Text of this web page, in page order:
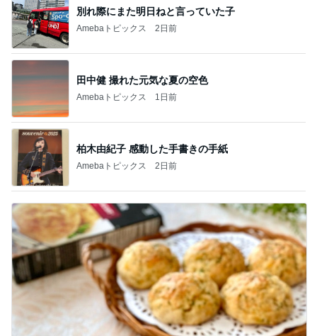
別れ際にまた明日ねと言っていた子
Amebaトピックス 2日前
田中健 撮れた元気な夏の空色
Amebaトピックス 1日前
柏木由紀子 感動した手書きの手紙
Amebaトピックス 2日前